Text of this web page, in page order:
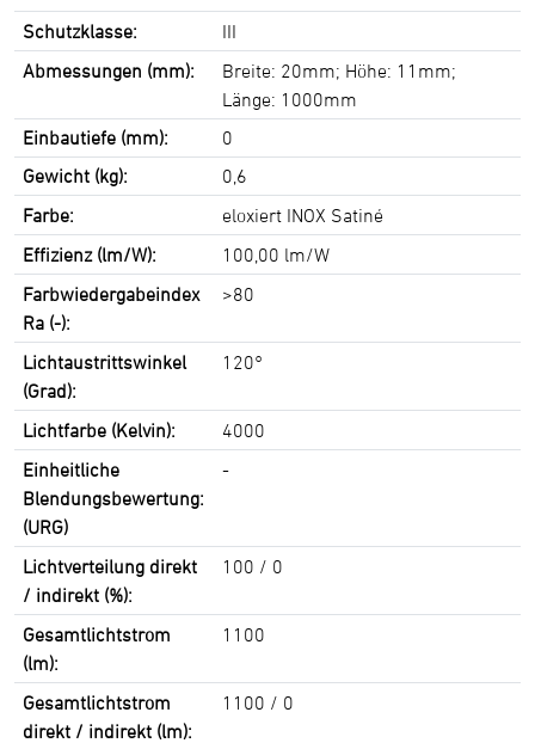
Schutzklasse:
III
Abmessungen (mm):
Breite: 20mm; Höhe: 11mm;
Länge: 1000mm
Einbautiefe (mm):
0
Gewicht (kg):
0,6
Farbe:
eloxiert INOX Satiné
Effizienz (lm/W):
100,00 lm/W
Farbwiedergabeindex
Ra (-):
>80
Lichtaustrittswinkel
(Grad):
120°
Lichtfarbe (Kelvin):
4000
Einheitliche
Blendungsbewertung:
(URG)
-
Lichtverteilung direkt
/ indirekt (%):
100 / 0
Gesamtlichtstrom
(lm):
1100
Gesamtlichtstrom
direkt / indirekt (lm):
1100 / 0